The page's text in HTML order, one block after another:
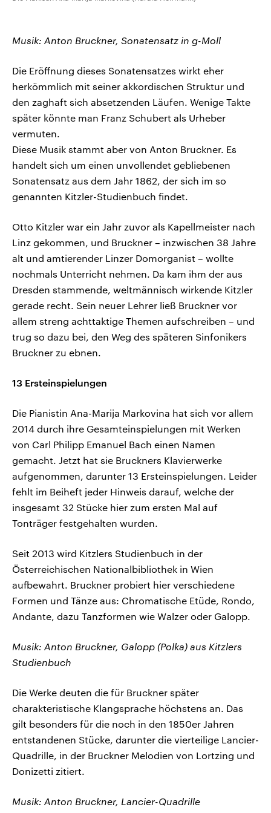
Musik: Anton Bruckner, Sonatensatz in g-Moll
Die Eröffnung dieses Sonatensatzes wirkt eher
herkömmlich mit seiner akkordischen Struktur und
den zaghaft sich absetzenden Läufen. Wenige Takte
später könnte man Franz Schubert als Urheber
vermuten.
Diese Musik stammt aber von Anton Bruckner. Es
handelt sich um einen unvollendet gebliebenen
Sonatensatz aus dem Jahr 1862, der sich im so
genannten Kitzler-Studienbuch findet.
Otto Kitzler war ein Jahr zuvor als Kapellmeister nach
Linz gekommen, und Bruckner – inzwischen 38 Jahre
alt und amtierender Linzer Domorganist – wollte
nochmals Unterricht nehmen. Da kam ihm der aus
Dresden stammende, weltmännisch wirkende Kitzler
gerade recht. Sein neuer Lehrer ließ Bruckner vor
allem streng achttaktige Themen aufschreiben – und
trug so dazu bei, den Weg des späteren Sinfonikers
Bruckner zu ebnen.
13 Ersteinspielungen
Die Pianistin Ana-Marija Markovina hat sich vor allem
2014 durch ihre Gesamteinspielungen mit Werken
von Carl Philipp Emanuel Bach einen Namen
gemacht. Jetzt hat sie Bruckners Klavierwerke
aufgenommen, darunter 13 Ersteinspielungen. Leider
fehlt im Beiheft jeder Hinweis darauf, welche der
insgesamt 32 Stücke hier zum ersten Mal auf
Tonträger festgehalten wurden.
Seit 2013 wird Kitzlers Studienbuch in der
Österreichischen Nationalbibliothek in Wien
aufbewahrt. Bruckner probiert hier verschiedene
Formen und Tänze aus: Chromatische Etüde, Rondo,
Andante, dazu Tanzformen wie Walzer oder Galopp.
Musik: Anton Bruckner, Galopp (Polka) aus Kitzlers
Studienbuch
Die Werke deuten die für Bruckner später
charakteristische Klangsprache höchstens an. Das
gilt besonders für die noch in den 1850er Jahren
entstandenen Stücke, darunter die vierteilige Lancier-
Quadrille, in der Bruckner Melodien von Lortzing und
Donizetti zitiert.
Musik: Anton Bruckner, Lancier-Quadrille